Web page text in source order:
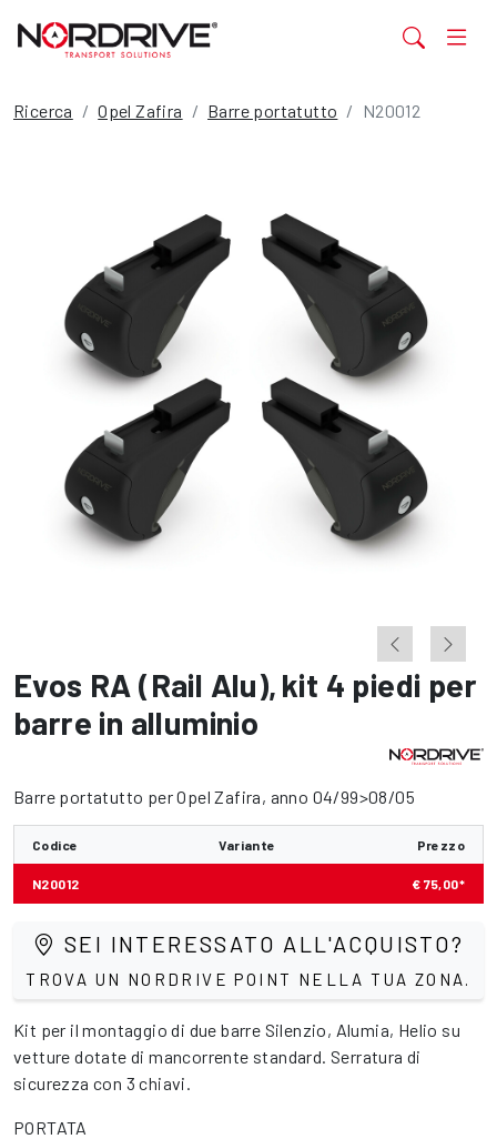
Ricerca Opel Zafira Barre portatutto N20012
Evos RA (Rail Alu), kit 4 piedi per
barre in alluminio
Barre portatutto per Opel Zafira, anno 04/99>08/05
Codice Variante Prezzo
N20012 € 75,00*
SEI INTERESSATO ALL'ACQUISTO?
TROVA UN NORDRIVE POINT NELLA TUA ZONA.
Kit per il montaggio di due barre Silenzio, Alumia, Helio su
vetture dotate di mancorrente standard. Serratura di
sicurezza con 3 chiavi.
PORTATA